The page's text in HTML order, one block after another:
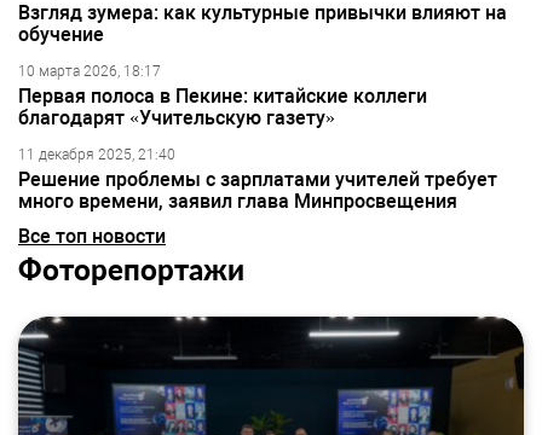
Взгляд зумера: как культурные привычки влияют на
обучение
10 марта 2026, 18:17
Первая полоса в Пекине: китайские коллеги
благодарят «Учительскую газету»
11 декабря 2025, 21:40
Решение проблемы с зарплатами учителей требует
много времени, заявил глава Минпросвещения
Все топ новости
Фоторепортажи